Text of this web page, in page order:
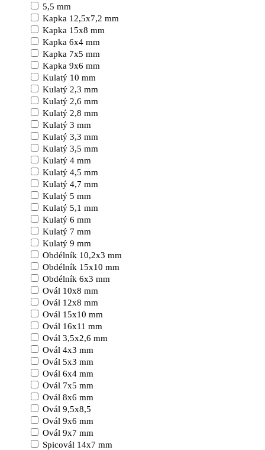
5,5 mm
Kapka 12,5x7,2 mm
Kapka 15x8 mm
Kapka 6x4 mm
Kapka 7x5 mm
Kapka 9x6 mm
Kulatý 10 mm
Kulatý 2,3 mm
Kulatý 2,6 mm
Kulatý 2,8 mm
Kulatý 3 mm
Kulatý 3,3 mm
Kulatý 3,5 mm
Kulatý 4 mm
Kulatý 4,5 mm
Kulatý 4,7 mm
Kulatý 5 mm
Kulatý 5,1 mm
Kulatý 6 mm
Kulatý 7 mm
Kulatý 9 mm
Obdélník 10,2x3 mm
Obdélník 15x10 mm
Obdélník 6x3 mm
Ovál 10x8 mm
Ovál 12x8 mm
Ovál 15x10 mm
Ovál 16x11 mm
Ovál 3,5x2,6 mm
Ovál 4x3 mm
Ovál 5x3 mm
Ovál 6x4 mm
Ovál 7x5 mm
Ovál 8x6 mm
Ovál 9,5x8,5
Ovál 9x6 mm
Ovál 9x7 mm
Spicovál 14x7 mm